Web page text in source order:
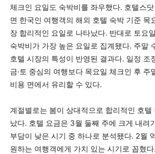
체크인 요일도 숙박비를 좌우했다. 호텔스
면 한국인 여행객의 해외 호텔 숙박 기준 목
장 합리적인 요일로 나타났다. 반대로 토요
숙박비가 가장 높은 요일로 집계됐다. 주말
호텔 시장의 특성이 반영된 결과다. 일정 조
금·토 중심의 여행보다 목요일 체크인 후 주
비용 면에서 유리할 수 있다.
계절별로는 봄이 상대적으로 합리적인 호텔
났다. 호텔 요금은 3월 둘째 주에 크게 내려
부담이 낮은 시기 중 하나로 분석됐다. 2월
원하는 여행객에게 가치 있는 시기로 꼽혔